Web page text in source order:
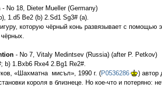
- No 18, Dieter Mueller (Germany)
1.d5 Be2 (b) 2.Sd1 Sg3# (a).
которую чёрный конь развязывает с
- No 7, Vitaly Medintsev (Russia) (after P. Petkov)
b) 1.Bxb6 Rxe4 2.Bg1 Re2#.
«Шахматна мисъл», 1990 г. (P0536286
) автор
короля в близнеце. Но кое-что и потеряно: